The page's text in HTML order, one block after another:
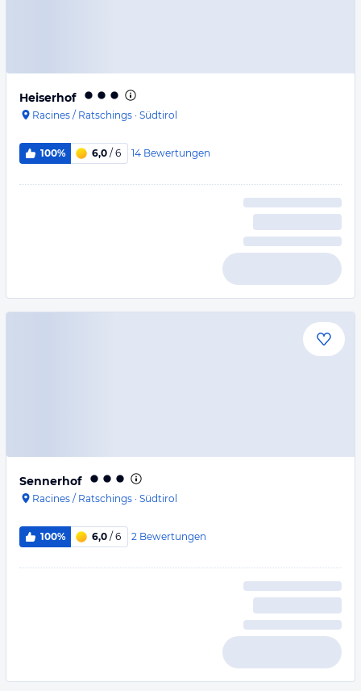
Heiserhof
Racines / Ratschings · Südtirol
100% 6,0 / 6 14 Bewertungen
Sennerhof
Racines / Ratschings · Südtirol
100% 6,0 / 6 2 Bewertungen